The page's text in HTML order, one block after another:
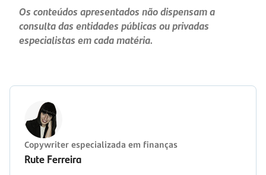
Os conteúdos apresentados não dispensam a
consulta das entidades públicas ou privadas
especialistas em cada matéria.
Copywriter especializada em finanças
Rute Ferreira